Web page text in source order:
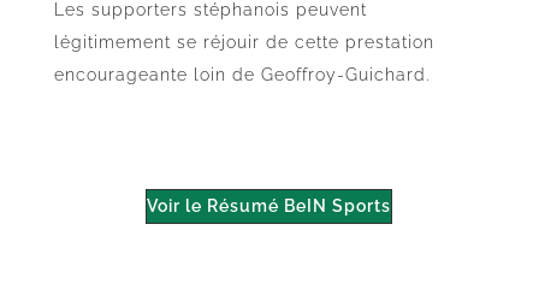
Les supporters stéphanois peuvent
légitimement se réjouir de cette prestation
encourageante loin de Geoffroy-Guichard.
Voir le Résumé BeIN Sports